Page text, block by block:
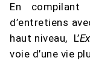
En compilant
d’entretiens
haut niveau, L’
voie d’une vie